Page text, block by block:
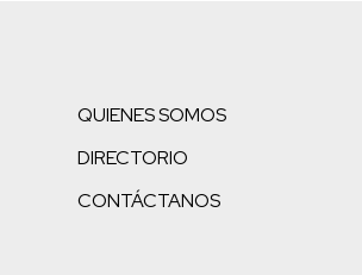
QUIENES SOMOS
DIRECTORIO
CONTÁCTANOS